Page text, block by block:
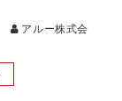
アルー株式会